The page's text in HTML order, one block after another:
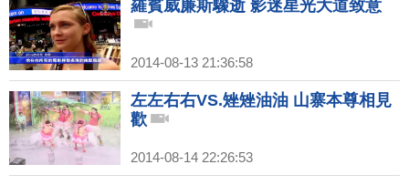
羅賓威廉斯驟逝 影迷星光大道致意
2014-08-13 21:36:58
左左右右VS.矬矬油油 山寨本尊相見
歡
2014-08-14 22:26:53